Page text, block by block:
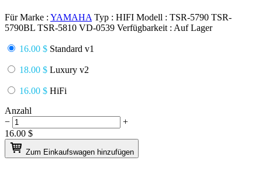
Für Marke : YAMAHA Typ : HIFI Modell : TSR-5790 TSR-
5790BL TSR-5810 VD-0539 Verfügbarkeit : Auf Lager
16.00 $ Standard v1
18.00 $ Luxury v2
16.00 $ HiFi
Anzahl
−
+
16.00 $
Zum Einkaufswagen hinzufügen